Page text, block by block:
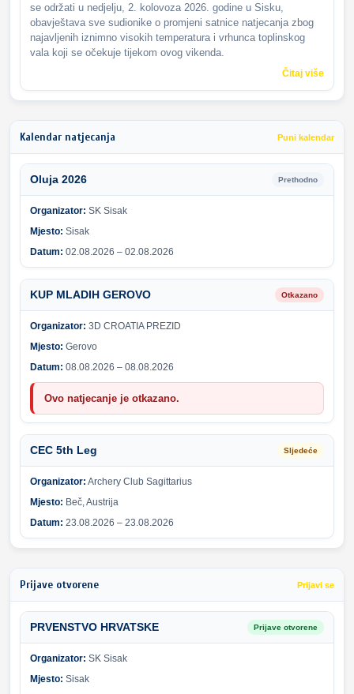
se održati u nedjelju, 2. kolovoza 2026. godine u Sisku,
obavještava sve sudionike o promjeni satnice natjecanja zbog
najavljenih iznimno visokih temperatura i vrhunca toplinskog
vala koji se očekuje tijekom ovog vikenda.
Čitaj više
Kalendar natjecanja Puni kalendar
Oluja 2026 Prethodno
Organizator: SK Sisak
Mjesto: Sisak
Datum: 02.08.2026 – 02.08.2026
KUP MLADIH GEROVO Otkazano
Organizator: 3D CROATIA PREZID
Mjesto: Gerovo
Datum: 08.08.2026 – 08.08.2026
Ovo natjecanje je otkazano.
CEC 5th Leg Sljedeće
Organizator: Archery Club Sagittarius
Mjesto: Beč, Austrija
Datum: 23.08.2026 – 23.08.2026
Prijave otvorene Prijavi se
PRVENSTVO HRVATSKE Prijave otvorene
Organizator: SK Sisak
Mjesto: Sisak